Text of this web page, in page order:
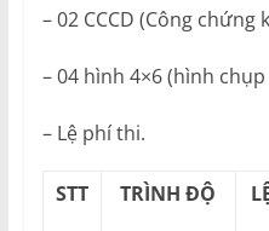
– 02 CCCD (Công
– 04 hình 4×6 (hình
– Lệ phí thi.
STT TRÌNH ĐỘ